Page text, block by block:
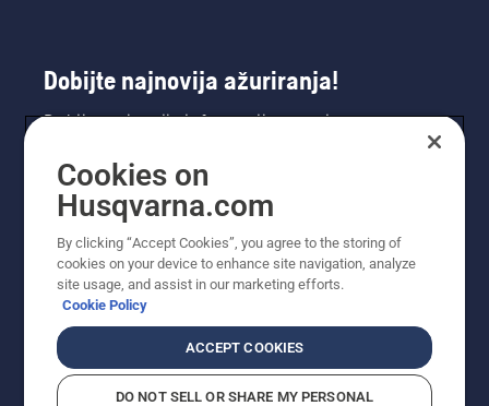
Dobijte najnovija ažuriranja!
Dobijte najnovije informacije o novim
proizvodima, specijalnim ponudama i još mnogo
toga. Prijavite se na naš bilten ovdje.
Cookies on
Husqvarna.com
By clicking “Accept Cookies”, you agree to the storing of
cookies on your device to enhance site navigation, analyze
site usage, and assist in our marketing efforts.
Cookie Policy
ACCEPT COOKIES
DO NOT SELL OR SHARE MY PERSONAL